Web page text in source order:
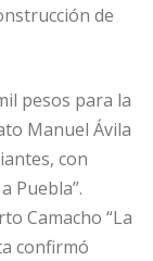
de
pesos para la
Manuel Ávila
con
Puebla”.
Camacho “La
confirmó